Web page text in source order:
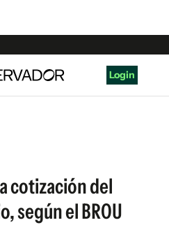
Login
cotización del
según el BROU